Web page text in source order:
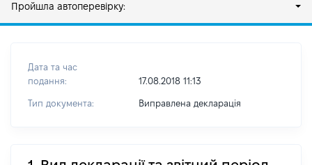
Пройшла автоперевірку:
Дата та час
подання:
17.08.2018 11:13
Тип документа: Виправлена декларація